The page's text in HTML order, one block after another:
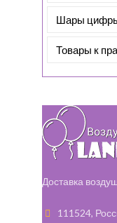
Шары
Товары к
Доставка
111524,